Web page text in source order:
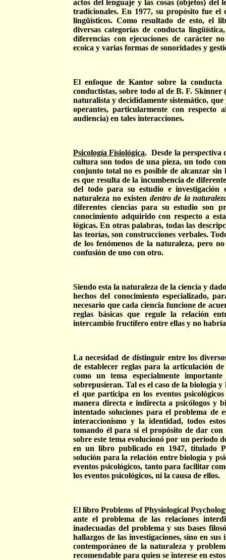
actos del lenguaje y las cosas (objetos)
tradicionales. En 1977, su propósito fue
lingüísticos. Como resultado de esto, el
diversas categorías de conducta
diferencias con ejecuciones de carácter
ecoica y varias formas de sonoridades y
El enfoque de Kantor sobre la conducta
conductistas, sobre todo al de B. F. Skinner
naturalista y decididamente sistemático,
operantes, particularmente con
audiencia) en tales interacciones.
Psicología Fisiológica. Desde la perspectiva
cultura son todos de una pieza, un todo
conjunto total no es posible de alcanzar sin
es que resulta de la incumbencia de
del todo para su estudio e investigación
naturaleza no existen dentro de la
diferentes ciencias para su estudio son
conocimiento adquirido con respecto a
lógicas. En otras palabras, todas las
las teorías, son construcciones verbales.
de los fenómenos de la naturaleza, pero
confusión de uno con otro.
Siendo esta la naturaleza de la ciencia y
hechos del conocimiento especializado,
necesario que cada ciencia funcione de
reglas básicas que regule la relación
intercambio fructífero entre ellas y no
La necesidad de distinguir entre los
de establecer reglas para la articulación
como un tema especialmente
sobrepusieran. Tal es el caso de la biología
el que participa en los eventos
manera directa e indirecta a psicólogos y
intentado soluciones para el problema de
interaccionismo y la identidad, todos
tomando él para sí el propósito de dar con
sobre este tema evolucionó por un periodo
en un libro publicado en 1947, titulado
solución para la relación entre biología y
eventos psicológicos, tanto para facilitar
los eventos psicológicos, ni la causa de ellos.
El libro Problems of Physiological
ante el problema de las relaciones
inadecuadas del problema y sus bases
hallazgos de las investigaciones, sino en
contemporáneo de la naturaleza y
recomendable para quien se interese en